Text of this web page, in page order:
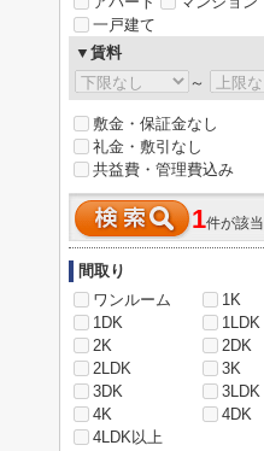
一戸建て
▼賃料
～
敷金・保証金なし
礼金・敷引なし
共益費・管理費込み
1件が該当
間取り
ワンルーム
1K
1DK
1LDK
2K
2DK
2LDK
3K
3DK
3LDK
4K
4DK
4LDK以上